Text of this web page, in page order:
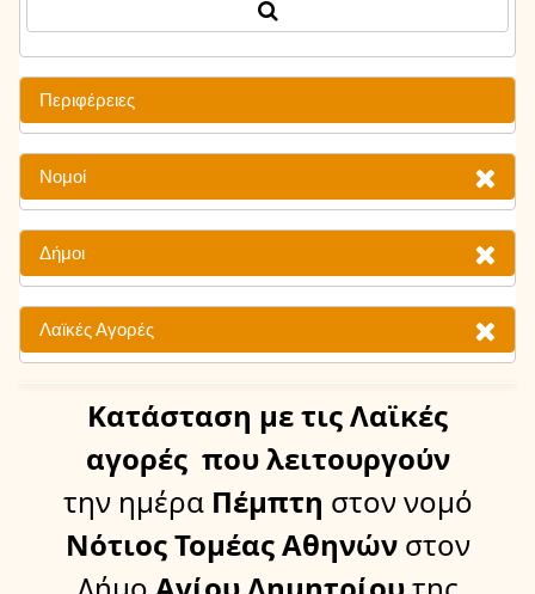
Περιφέρειες
Νομοί
Δήμοι
Λαϊκές Αγορές
Κατάσταση με τις Λαϊκές
αγορές που λειτουργούν
την ημέραΠέμπτη στον νομό
Νότιος Τομέας Αθηνών στον